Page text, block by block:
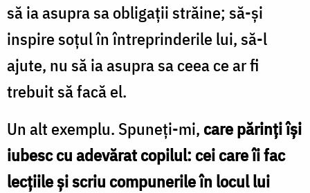
să ia asupra sa obligaţii străine; să-şi
inspire soţul în întreprinderile lui, să-l
ajute, nu să ia asupra sa ceea ce ar fi
trebuit să facă el.
Un alt exemplu. Spuneţi-mi,care părinţi îşi
iubesc cu adevărat copilul: cei care îi fac
lecţiile şi scriu compunerile în locul lui